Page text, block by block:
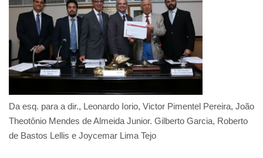
Da esq. para a dir., Leonardo Iorio, Victor Pimentel Pereira, João
Theotônio Mendes de Almeida Junior. Gilberto Garcia, Roberto
de Bastos Lellis e Joycemar Lima Tejo